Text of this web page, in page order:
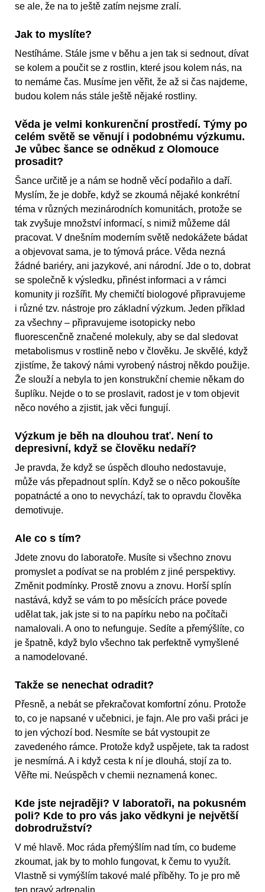
se ale, že na to ještě zatím nejsme zralí.
Jak to myslíte?
Nestíháme. Stále jsme v běhu a jen tak si sednout, dívat
se kolem a poučit se z rostlin, které jsou kolem nás, na
to nemáme čas. Musíme jen věřit, že až si čas najdeme,
budou kolem nás stále ještě nějaké rostliny.
Věda je velmi konkurenční prostředí. Týmy po
celém světě se věnují i podobnému výzkumu.
Je vůbec šance se odněkud z Olomouce
prosadit?
Šance určitě je a nám se hodně věcí podařilo a daří.
Myslím, že je dobře, když se zkoumá nějaké konkrétní
téma v různých mezinárodních komunitách, protože se
tak zvyšuje množství informací, s nimiž můžeme dál
pracovat. V dnešním moderním světě nedokážete bádat
a objevovat sama, je to týmová práce. Věda nezná
žádné bariéry, ani jazykové, ani národní. Jde o to, dobrat
se společně k výsledku, přinést informaci a v rámci
komunity ji rozšířit. My chemičtí biologové připravujeme
i různé tzv. nástroje pro základní výzkum. Jeden příklad
za všechny – připravujeme isotopicky nebo
fluorescenčně značené molekuly, aby se dal sledovat
metabolismus v rostlině nebo v člověku. Je skvělé, když
zjistíme, že takový námi vyrobený nástroj někdo použije.
Že slouží a nebyla to jen konstrukční chemie někam do
šuplíku. Nejde o to se proslavit, radost je v tom objevit
něco nového a zjistit, jak věci fungují.
Výzkum je běh na dlouhou trať. Není to
depresivní, když se člověku nedaří?
Je pravda, že když se úspěch dlouho nedostavuje,
může vás přepadnout splín. Když se o něco pokoušíte
popatnácté a ono to nevychází, tak to opravdu člověka
demotivuje.
Ale co s tím?
Jdete znovu do laboratoře. Musíte si všechno znovu
promyslet a podívat se na problém z jiné perspektivy.
Změnit podmínky. Prostě znovu a znovu. Horší splín
nastává, když se vám to po měsících práce povede
udělat tak, jak jste si to na papírku nebo na počítači
namalovali. A ono to nefunguje. Sedíte a přemýšlíte, co
je špatně, když bylo všechno tak perfektně vymyšlené
a namodelované.
Takže se nenechat odradit?
Přesně, a nebát se překračovat komfortní zónu. Protože
to, co je napsané v učebnici, je fajn. Ale pro vaši práci je
to jen výchozí bod. Nesmíte se bát vystoupit ze
zavedeného rámce. Protože když uspějete, tak ta radost
je nesmírná. A i když cesta k ní je dlouhá, stojí za to.
Věřte mi. Neúspěch v chemii neznamená konec.
Kde jste nejraději? V laboratoři, na pokusném
poli? Kde to pro vás jako vědkyni je největší
dobrodružství?
V mé hlavě. Moc ráda přemýšlím nad tím, co budeme
zkoumat, jak by to mohlo fungovat, k čemu to využít.
Vlastně si vymýšlím takové malé příběhy. To je pro mě
ten pravý adrenalin.